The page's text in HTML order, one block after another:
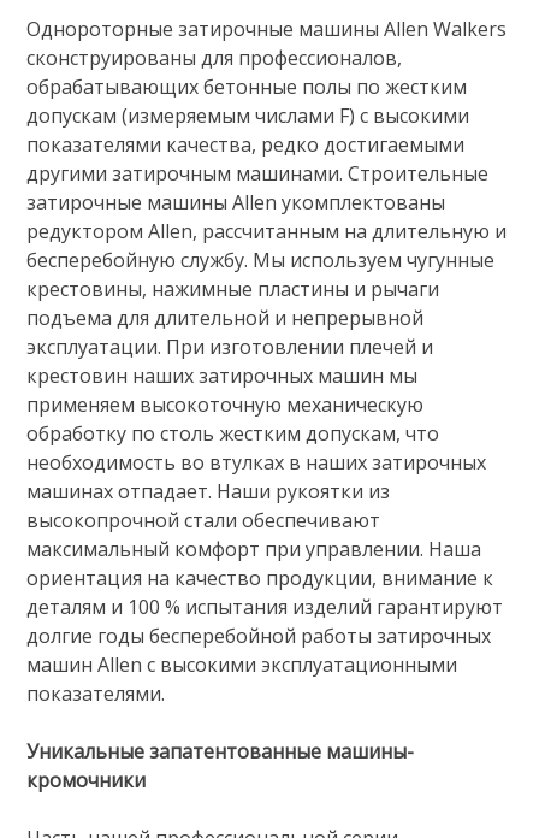
Однороторные затирочные машины Allen Walkers
сконструированы для профессионалов,
обрабатывающих бетонные полы по жестким
допускам (измеряемым числами F) с высокими
показателями качества, редко достигаемыми
другими затирочным машинами. Строительные
затирочные машины Allen укомплектованы
редуктором Allen, рассчитанным на длительную и
бесперебойную службу. Мы используем чугунные
крестовины, нажимные пластины и рычаги
подъема для длительной и непрерывной
эксплуатации. При изготовлении плечей и
крестовин наших затирочных машин мы
применяем высокоточную механическую
обработку по столь жестким допускам, что
необходимость во втулках в наших затирочных
машинах отпадает. Наши рукоятки из
высокопрочной стали обеспечивают
максимальный комфорт при управлении. Наша
ориентация на качество продукции, внимание к
деталям и 100 % испытания изделий гарантируют
долгие годы бесперебойной работы затирочных
машин Allen с высокими эксплуатационными
показателями.
Уникальные запатентованные машины-
кромочники